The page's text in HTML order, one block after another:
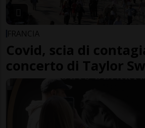
FRANCIA
Covid, scia di
concerto di Taylor